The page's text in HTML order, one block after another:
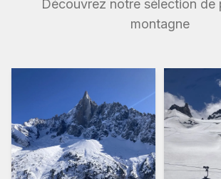
Découvrez notre sélection de
montagne